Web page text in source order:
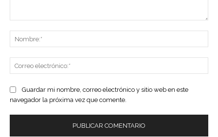
Guardar mi nombre, correo electrónico y sitio web en este
navegador la próxima vez que comente.